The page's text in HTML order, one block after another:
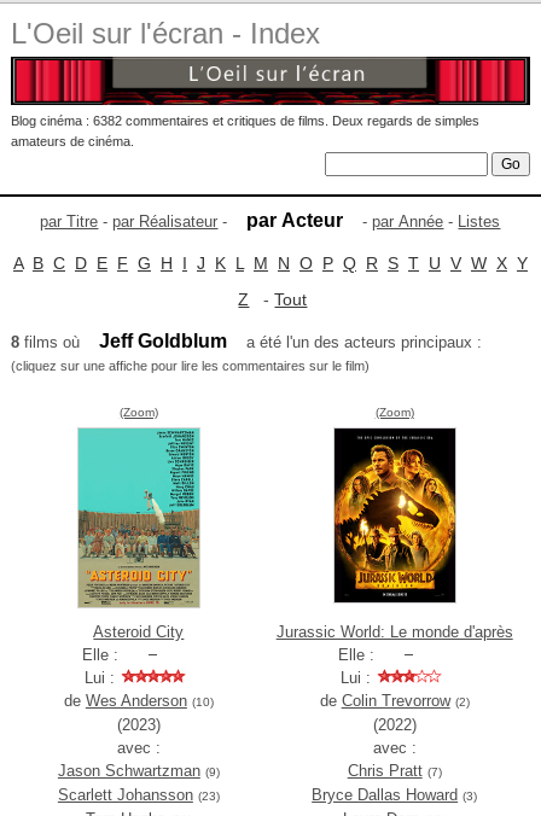
L'Oeil sur l'écran - Index
Blog cinéma : 6382 commentaires et critiques de films. Deux regards de simples
amateurs de cinéma.
par Titre -par Réalisateur - par Acteur -par Année - Listes
A B C D E F G H I J K L M N O P Q R S T U V W X Y
Z -Tout
8films où Jeff Goldblum a été l'un des acteurs principaux :
(cliquez sur une affiche pour lire les commentaires sur le film)
(Zoom)
Asteroid City
Elle :
Lui :
de Wes Anderson (10)
(2023)
avec :
Jason Schwartzman (9)
Scarlett Johansson (23)
(Zoom)
Jurassic World: Le monde d'après
Elle :
Lui :
de Colin Trevorrow (2)
(2022)
avec :
Chris Pratt (7)
Bryce Dallas Howard (3)